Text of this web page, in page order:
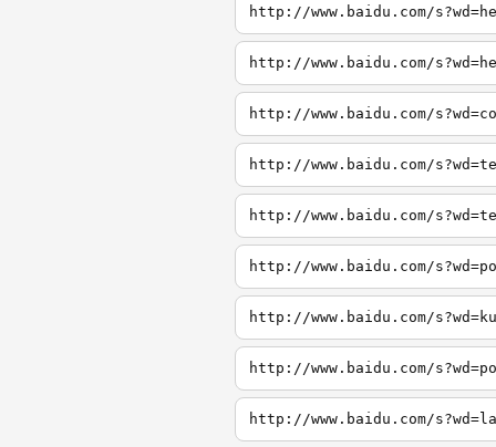
http://www.baidu.com/
http://www.baidu.com/
http://www.baidu.com/
http://www.baidu.com/
http://www.baidu.com/
http://www.baidu.com/
http://www.baidu.com/
http://www.baidu.com/
http://www.baidu.com/